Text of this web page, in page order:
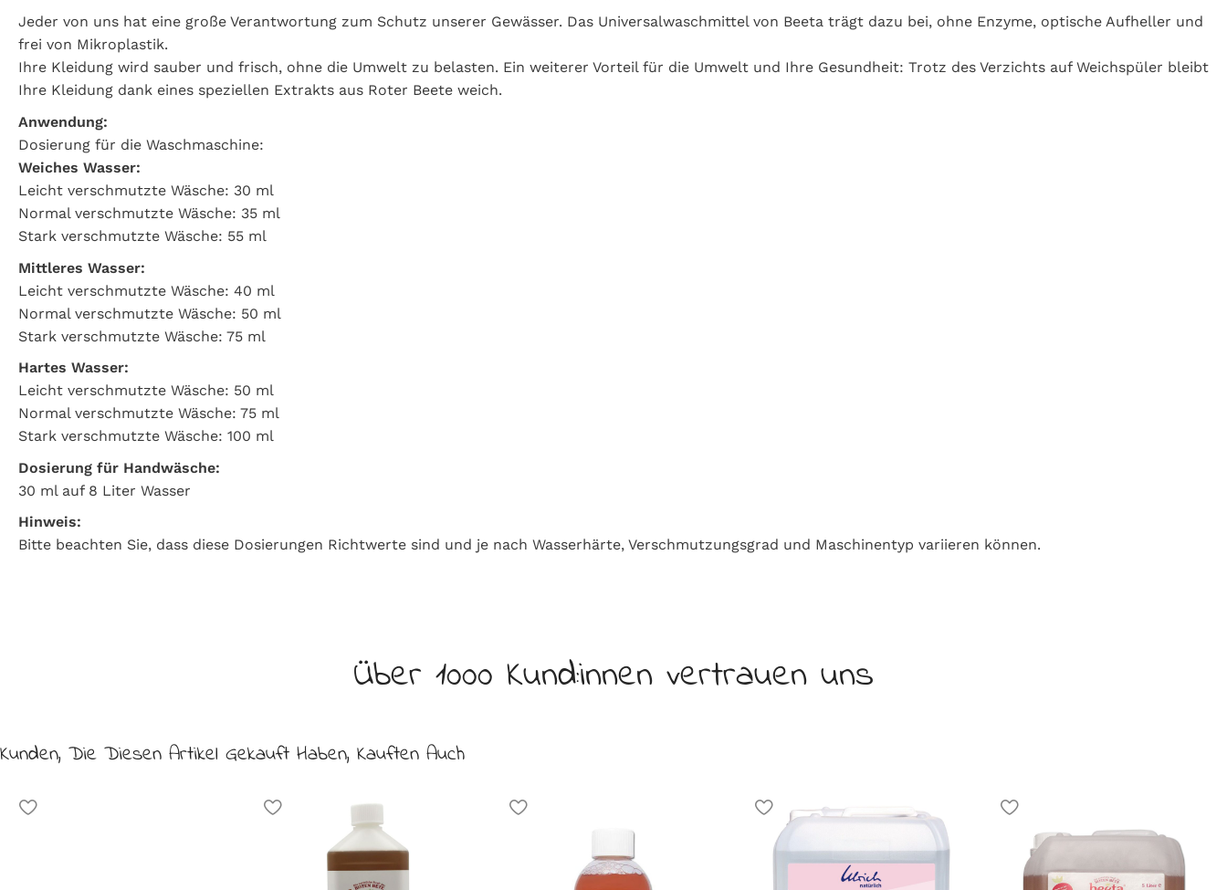
Jeder von uns hat eine große Verantwortung zum Schutz unserer Gewässer. Das Universalwaschmittel von Beeta trägt dazu bei, ohne Enzyme, optische Aufheller und
frei von Mikroplastik.
Ihre Kleidung wird sauber und frisch, ohne die Umwelt zu belasten. Ein weiterer Vorteil für die Umwelt und Ihre Gesundheit: Trotz des Verzichts auf Weichspüler bleibt
Ihre Kleidung dank eines speziellen Extrakts aus Roter Beete weich.
Anwendung:
Dosierung für die Waschmaschine:
Weiches Wasser:
Leicht verschmutzte Wäsche: 30 ml
Normal verschmutzte Wäsche: 35 ml
Stark verschmutzte Wäsche: 55 ml
Mittleres Wasser:
Leicht verschmutzte Wäsche: 40 ml
Normal verschmutzte Wäsche: 50 ml
Stark verschmutzte Wäsche: 75 ml
Hartes Wasser:
Leicht verschmutzte Wäsche: 50 ml
Normal verschmutzte Wäsche: 75 ml
Stark verschmutzte Wäsche: 100 ml
Dosierung für Handwäsche:
30 ml auf 8 Liter Wasser
Hinweis:
Bitte beachten Sie, dass diese Dosierungen Richtwerte sind und je nach Wasserhärte, Verschmutzungsgrad und Maschinentyp variieren können.
Über 1000 Kund:innen vertrauen uns
Kunden, Die Diesen Artikel Gekauft Haben, Kauften Auch